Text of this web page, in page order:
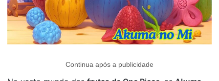
Continua após a publicidade